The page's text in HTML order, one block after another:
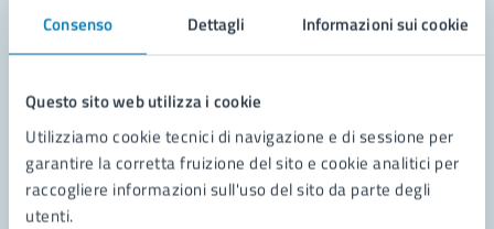
Consenso Dettagli Informazioni sui cookie
Questo sito web utilizza i cookie
Utilizziamo cookie tecnici di navigazione e di sessione per
garantire la corretta fruizione del sito e cookie analitici per
raccogliere informazioni sull'uso del sito da parte degli
utenti.
Leggi le domande frequenti
Richiedi assistenza
Prenota appuntamento
Problemi in città